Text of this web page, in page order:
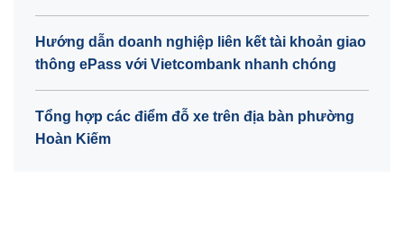
Hướng dẫn doanh nghiệp liên kết tài khoản giao
thông ePass với Vietcombank nhanh chóng
Tổng hợp các điểm đỗ xe trên địa bàn phường
Hoàn Kiếm